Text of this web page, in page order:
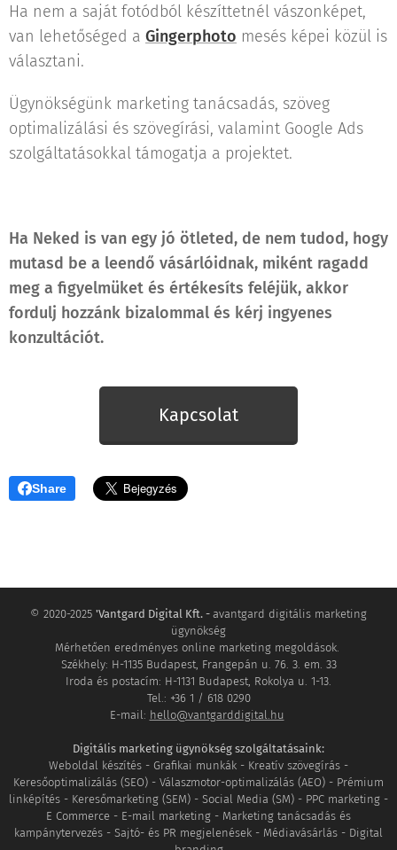
Ha nem a saját fotódból készíttetnél vászonképet,
van lehetőséged a Gingerphoto mesés képei közül is
választani.
Ügynökségünk marketing tanácsadás, szöveg
optimalizálási és szövegírási, valamint Google Ads
szolgáltatásokkal támogatja a projektet.
Ha Neked is van egy jó ötleted, de nem tudod, hogy
mutasd be a leendő vásárlóidnak, miként ragadd
meg a figyelmüket és értékesíts feléjük, akkor
fordulj hozzánk bizalommal és kérj ingyenes
konzultációt.
Kapcsolat
Share
© 2020-2025 'Vantgard Digital Kft. - avantgard digitális marketing
ügynökség
Mérhetően eredményes online marketing megoldások.
Székhely: H-1135 Budapest, Frangepán u. 76. 3. em. 33
Iroda és postacím: H-1131 Budapest, Rokolya u. 1-13.
Tel.: +36 1 / 618 0290
E-mail: hello@vantgarddigital.hu
Digitális marketing ügynökség szolgáltatásaink:
Weboldal készítés - Grafikai munkák - Kreatív szövegírás -
Keresőoptimalizálás (SEO) - Válaszmotor-optimalizálás (AEO) - Prémium
linképítés - Keresőmarketing (SEM) - Social Media (SM) - PPC marketing -
E Commerce - E-mail marketing - Marketing tanácsadás és
kampánytervezés - Sajtó- és PR megjelenések - Médiavásárlás - Digital